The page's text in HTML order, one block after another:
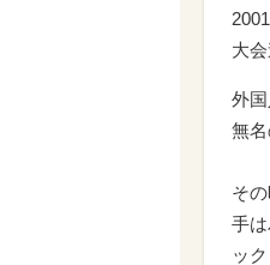
大
外
無
そ
手
ッ